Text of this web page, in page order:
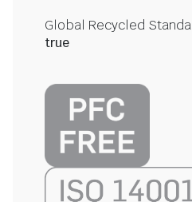
Global Recycled
true